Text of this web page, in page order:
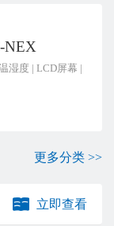
NEX
湿度 | LCD屏幕 |
更多分类 >>
立即查看